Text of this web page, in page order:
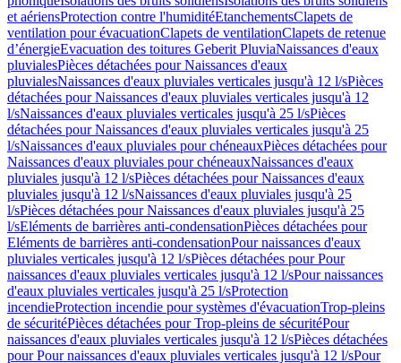
et aériensProtection contre l'humiditéEtanchementsClapets de
ventilation pour évacuationClapets de ventilationClapets de retenue
d’énergieEvacuation des toitures Geberit PluviaNaissances d'eaux
pluvialesPièces détachées pour Naissances d'eaux
pluvialesNaissances d'eaux pluviales verticales jusqu'à 12 l/sPièces
détachées pour Naissances d'eaux pluviales verticales jusqu'à 12
l/sNaissances d'eaux pluviales verticales jusqu'à 25 l/sPièces
détachées pour Naissances d'eaux pluviales verticales jusqu'à 25
l/sNaissances d'eaux pluviales pour chéneauxPièces détachées pour
Naissances d'eaux pluviales pour chéneauxNaissances d'eaux
pluviales jusqu'à 12 l/sPièces détachées pour Naissances d'eaux
pluviales jusqu'à 12 l/sNaissances d'eaux pluviales jusqu'à 25
l/sPièces détachées pour Naissances d'eaux pluviales jusqu'à 25
l/sEléments de barrières anti-condensationPièces détachées pour
Eléments de barrières anti-condensationPour naissances d'eaux
pluviales verticales jusqu'à 12 l/sPièces détachées pour Pour
naissances d'eaux pluviales verticales jusqu'à 12 l/sPour naissances
d'eaux pluviales verticales jusqu'à 25 l/sProtection
incendieProtection incendie pour systèmes d'évacuationTrop-pleins
de sécuritéPièces détachées pour Trop-pleins de sécuritéPour
naissances d'eaux pluviales verticales jusqu'à 12 l/sPièces détachées
pour Pour naissances d'eaux pluviales verticales jusqu'à 12 l/sPour